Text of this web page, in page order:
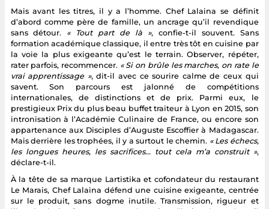
Mais avant les titres, il y a l’homme. Chef Lalaina se définit
d’abord comme père de famille, un ancrage qu’il revendique
sans détour. « Tout part de là », confie-t-il souvent. Sans
formation académique classique, il entre très tôt en cuisine par
la voie la plus exigeante qu’est le terrain. Observer, répéter,
rater parfois, recommencer. « Si on brûle les marches, on rate le
vrai apprentissage », dit-il avec ce sourire calme de ceux qui
savent. Son parcours est jalonné de compétitions
internationales, de distinctions et de prix. Parmi eux, le
prestigieux Prix du plus beau buffet traiteur à Lyon en 2015, son
intronisation à l’Académie Culinaire de France, ou encore son
appartenance aux Disciples d’Auguste Escoffier à Madagascar.
Mais derrière les trophées, il y a surtout le chemin. « Les échecs,
les longues heures, les sacrifices… tout cela m’a construit »,
déclare-t-il.
À la tête de sa marque Lartistika et cofondateur du restaurant
Le Marais, Chef Lalaina défend une cuisine exigeante, centrée
sur le produit, sans dogme inutile. Transmission, rigueur et